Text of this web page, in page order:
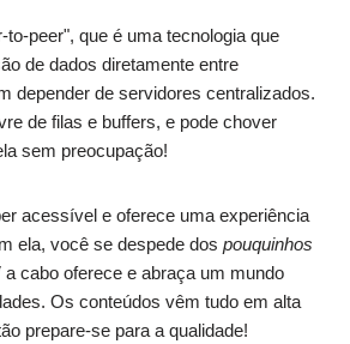
to-peer", que é uma tecnologia que
de dados diretamente entre
depender de servidores centralizados.
de filas e buffers, e pode chover
sem preocupação!
acessível e oferece uma experiência
ela, você se despede dos pouquinhos
cabo oferece e abraça um mundo
Os conteúdos vêm tudo em alta
prepare-se para a qualidade!